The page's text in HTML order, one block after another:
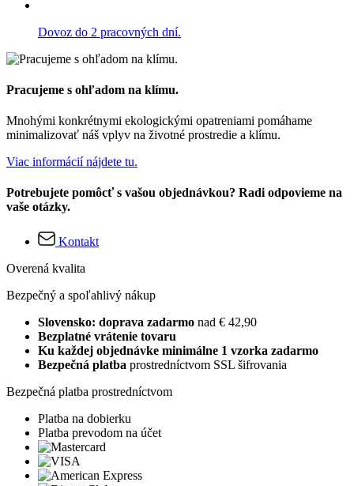
Dovoz do 2 pracovných dní.
Pracujeme s ohľadom na klímu.
Mnohými konkrétnymi ekologickými opatreniami pomáhame
minimalizovať náš vplyv na životné prostredie a klímu.
Viac informácií nájdete tu.
Potrebujete pomôcť s vašou objednávkou? Radi odpovieme na
vaše otázky.
Kontakt
Overená kvalita
Bezpečný a spoľahlivý nákup
Slovensko: doprava zadarmo nad € 42,90
Bezplatné vrátenie tovaru
Ku každej objednávke minimálne 1 vzorka zadarmo
Bezpečná platba prostredníctvom SSL šifrovania
Bezpečná platba prostredníctvom
Platba na dobierku
Platba prevodom na účet